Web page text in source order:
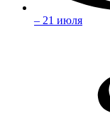
– 21 июля